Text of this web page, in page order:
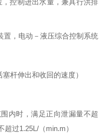
控制进出水量，兼具行洪排
置，电动－液压综合控制系统
塞杆伸出和收回的速度）
内时，满足正向泄漏量不超
超过1.25L/ （min.m）